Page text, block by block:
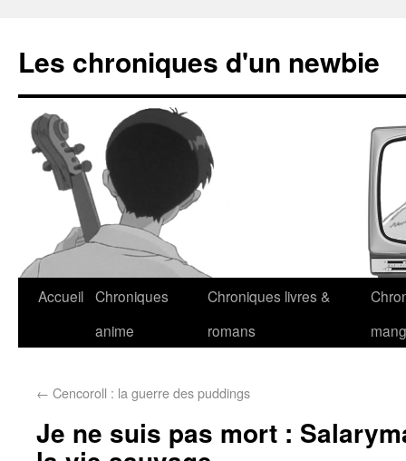
Les chroniques d'un newbie
Accueil Chroniques
anime
Chroniques livres &
romans
← Cencoroll : la guerre des puddings
Je ne suis pas mort :